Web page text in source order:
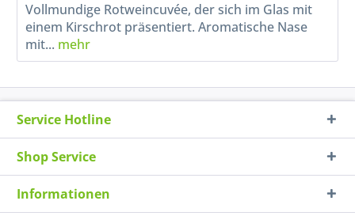
Vollmundige Rotweincuvée, der sich im Glas mit
einem Kirschrot präsentiert. Aromatische Nase
mit... mehr
Service Hotline
Shop Service
Informationen